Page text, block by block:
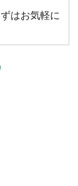
はお気軽に